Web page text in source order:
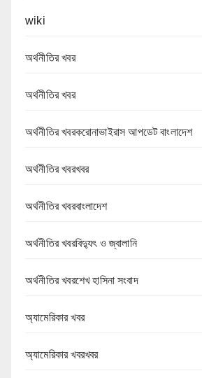
wiki
অর্থনীতির খবর
অর্থনীতির খবর
অর্থনীতির খবরকরোনাভাইরাস আপডেট বাংলাদেশ
অর্থনীতির খবরখবর
অর্থনীতির খবরবাংলাদেশ
অর্থনীতির খবরবিদ্যুৎ ও জ্বালানি
অর্থনীতির খবরশেখ হাসিনা সংবাদ
অ্যামেরিকার খবর
অ্যামেরিকার খবরখবর